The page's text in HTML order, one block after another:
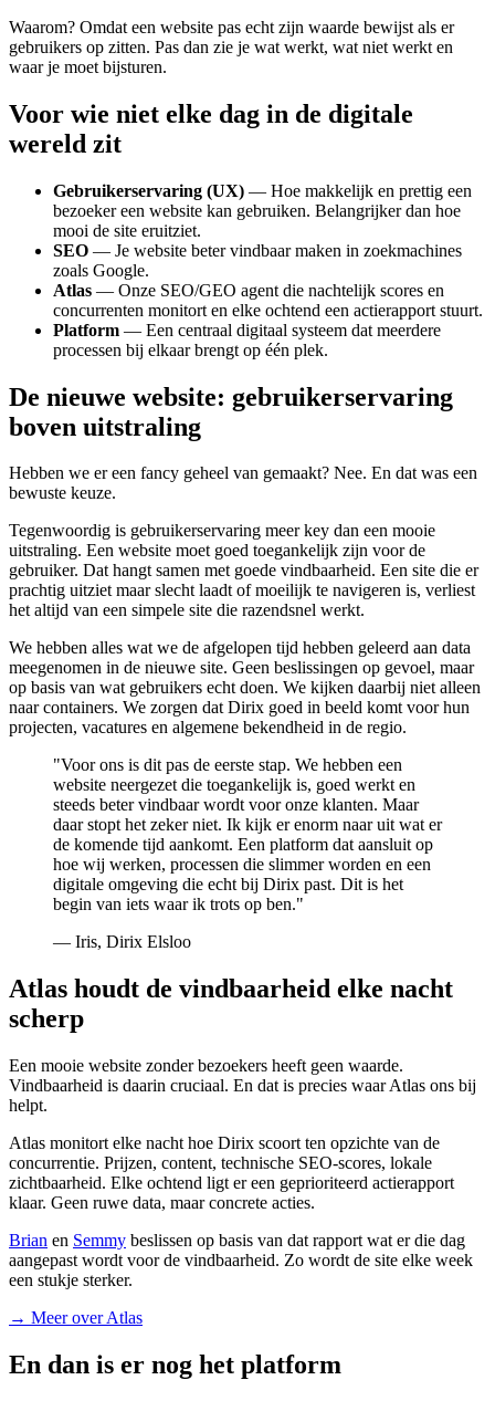
Waarom? Omdat een website pas echt zijn waarde bewijst als er
gebruikers op zitten. Pas dan zie je wat werkt, wat niet werkt en
waar je moet bijsturen.
Voor wie niet elke dag in de digitale
wereld zit
Gebruikerservaring (UX) — Hoe makkelijk en prettig een
bezoeker een website kan gebruiken. Belangrijker dan hoe
mooi de site eruitziet.
SEO — Je website beter vindbaar maken in zoekmachines
zoals Google.
Atlas — Onze SEO/GEO agent die nachtelijk scores en
concurrenten monitort en elke ochtend een actierapport stuurt.
Platform — Een centraal digitaal systeem dat meerdere
processen bij elkaar brengt op één plek.
De nieuwe website: gebruikerservaring
boven uitstraling
Hebben we er een fancy geheel van gemaakt? Nee. En dat was een
bewuste keuze.
Tegenwoordig is gebruikerservaring meer key dan een mooie
uitstraling. Een website moet goed toegankelijk zijn voor de
gebruiker. Dat hangt samen met goede vindbaarheid. Een site die er
prachtig uitziet maar slecht laadt of moeilijk te navigeren is, verliest
het altijd van een simpele site die razendsnel werkt.
We hebben alles wat we de afgelopen tijd hebben geleerd aan data
meegenomen in de nieuwe site. Geen beslissingen op gevoel, maar
op basis van wat gebruikers echt doen. We kijken daarbij niet alleen
naar containers. We zorgen dat Dirix goed in beeld komt voor hun
projecten, vacatures en algemene bekendheid in de regio.
"Voor ons is dit pas de eerste stap. We hebben een
website neergezet die toegankelijk is, goed werkt en
steeds beter vindbaar wordt voor onze klanten. Maar
daar stopt het zeker niet. Ik kijk er enorm naar uit wat er
de komende tijd aankomt. Een platform dat aansluit op
hoe wij werken, processen die slimmer worden en een
digitale omgeving die echt bij Dirix past. Dit is het
begin van iets waar ik trots op ben."
— Iris, Dirix Elsloo
Atlas houdt de vindbaarheid elke nacht
scherp
Een mooie website zonder bezoekers heeft geen waarde.
Vindbaarheid is daarin cruciaal. En dat is precies waar Atlas ons bij
helpt.
Atlas monitort elke nacht hoe Dirix scoort ten opzichte van de
concurrentie. Prijzen, content, technische SEO-scores, lokale
zichtbaarheid. Elke ochtend ligt er een geprioriteerd actierapport
klaar. Geen ruwe data, maar concrete acties.
Brian en Semmy beslissen op basis van dat rapport wat er die dag
aangepast wordt voor de vindbaarheid. Zo wordt de site elke week
een stukje sterker.
→ Meer over Atlas
En dan is er nog het platform